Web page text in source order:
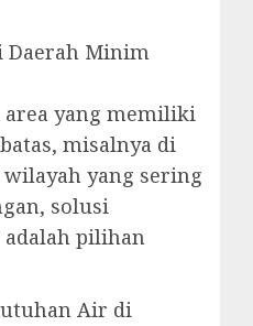
Daerah Minim
area yang memiliki
misalnya di
yang sering
solusi
pilihan
Air di